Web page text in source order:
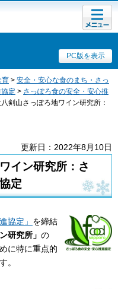
PC版を表示
メニュ
ー
育 > 安全・安心な食のまち・さっ
定 > さっぽろ食の安全・安心推
剣山さっぽろ地ワイン研究所：
更新日：2022年8月10日
イン研究所：さ
定
協定」 を締結
研究所」 の
に特に重点的
。